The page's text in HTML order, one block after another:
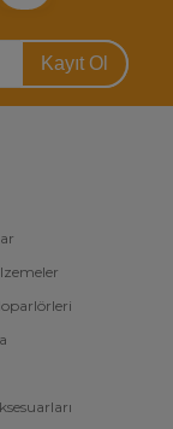
Kayıt Ol